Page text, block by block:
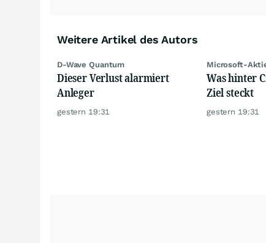
Weitere Artikel des Autors
D-Wave Quantum
Dieser Verlust alarmiert
Anleger
gestern 19:31
Microsoft-
Was hinter
Ziel steckt
gestern 19:31